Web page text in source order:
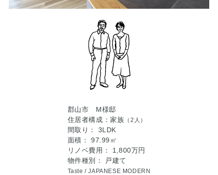
郡山市 M様邸
住居者構成：家族 （2人）
間取り： 3LDK
面積： 97.99㎡
リノベ費用： 1,800万円
物件種別： 戸建て
Taste /JAPANESE MODERN